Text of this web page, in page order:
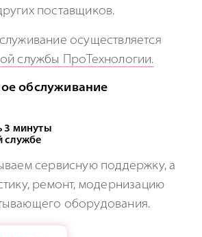
поставщиков.
осуществляется
службы ПроТехнологии.
обслуживание
3 минуты
службе
сервисную поддержку, а
ремонт, модернизацию
оборудования.